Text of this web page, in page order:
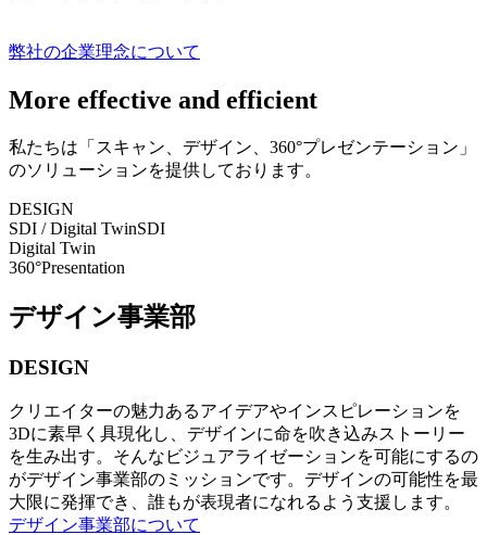
弊社の企業理念について
More effective and efficient
私たちは「スキャン、デザイン、360°プレゼンテーション」
のソリューションを提供しております。
DESIGN
SDI / Digital TwinSDI
Digital Twin
360°Presentation
デザイン事業部
DESIGN
クリエイターの魅力あるアイデアやインスピレーションを
3Dに素早く具現化し、デザインに命を吹き込みストーリー
を生み出す。そんなビジュアライゼーションを可能にするの
がデザイン事業部のミッションです。デザインの可能性を最
大限に発揮でき、誰もが表現者になれるよう支援します。
デザイン事業部について